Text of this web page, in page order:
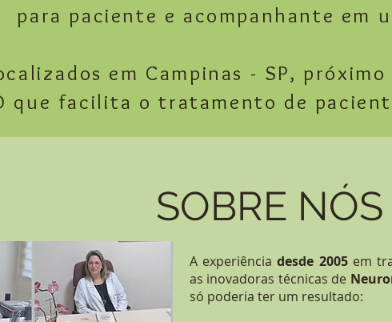
para paciente e acompanhante em
em Campinas - SP,
que facilita o tratamento de
SOBRE NÓS
A experiênciadesde 2005em
as inovadoras técnicas de
só poderia ter um resultado: